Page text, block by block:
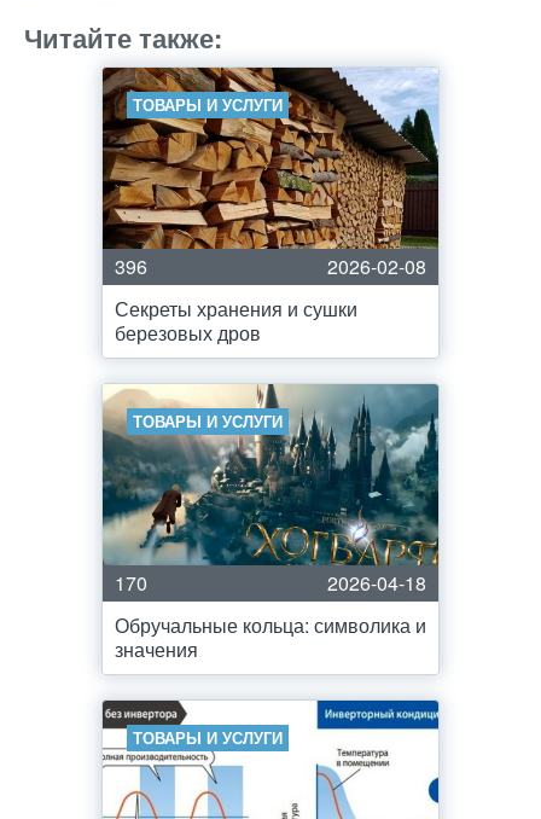
Читайте также:
ТОВАРЫ И УСЛУГИ
396
2026-02-08
Секреты хранения и сушки
березовых дров
ТОВАРЫ И УСЛУГИ
170
2026-04-18
Обручальные кольца: символика и
значения
ТОВАРЫ И УСЛУГИ